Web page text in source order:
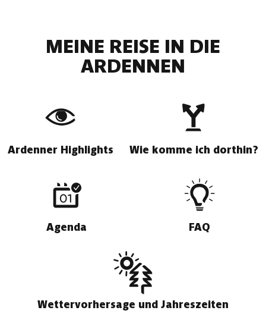
MEINE REISE IN DIE
ARDENNEN
Ardenner Highlights Wie komme ich dorthin?
Agenda FAQ
Wettervorhersage und Jahreszeiten